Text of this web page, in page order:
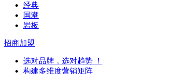
经典
国潮
岩板
招商加盟
选对品牌，选对趋势 ！
构建多维度营销矩阵